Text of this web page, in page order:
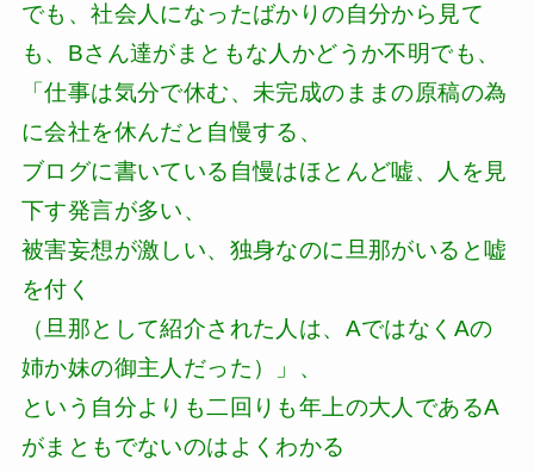
でも、社会人になったばかりの自分から見て
も、Bさん達がまともな人かどうか不明でも、
「仕事は気分で休む、未完成のままの原稿の為
に会社を休んだと自慢する、
ブログに書いている自慢はほとんど嘘、人を見
下す発言が多い、
被害妄想が激しい、独身なのに旦那がいると嘘
を付く
（旦那として紹介された人は、AではなくAの
姉か妹の御主人だった）」、
という自分よりも二回りも年上の大人であるA
がまともでないのはよくわかる